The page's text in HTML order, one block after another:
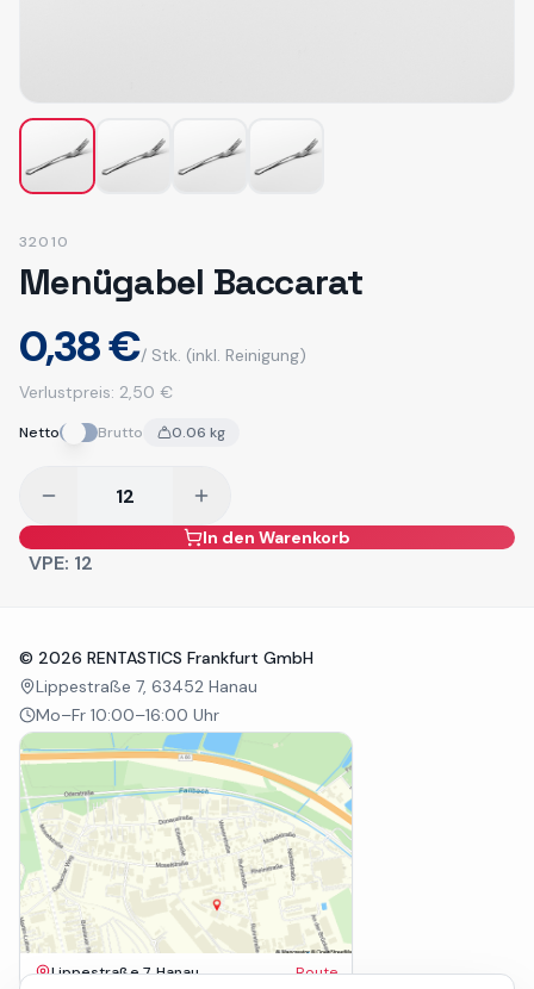
32010
Menügabel Baccarat
0,38 €/ Stk. (inkl. Reinigung)
Verlustpreis: 2,50 €
Netto Brutto 0.06 kg
In den Warenkorb
VPE: 12
© 2026 RENTASTICS Frankfurt GmbH
Lippestraße 7, 63452 Hanau
Mo–Fr 10:00–16:00 Uhr
Lippestraße 7, Hanau Route